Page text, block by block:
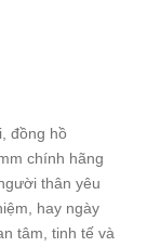
đồng hồ
chính hãng
thân yêu
hay ngày
tâm, tinh tế và